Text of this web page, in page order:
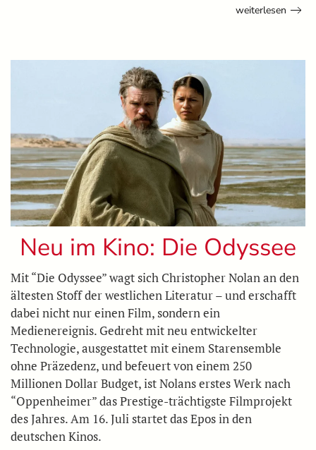
weiterlesen
Neu im Kino: Die Odyssee
Mit “Die Odyssee” wagt sich Christopher Nolan an den
ältesten Stoff der westlichen Literatur – und erschafft
dabei nicht nur einen Film, sondern ein
Medienereignis. Gedreht mit neu entwickelter
Technologie, ausgestattet mit einem Starensemble
ohne Präzedenz, und befeuert von einem 250
Millionen Dollar Budget, ist Nolans erstes Werk nach
“Oppenheimer” das Prestige-trächtigste Filmprojekt
des Jahres. Am 16. Juli startet das Epos in den
deutschen Kinos.